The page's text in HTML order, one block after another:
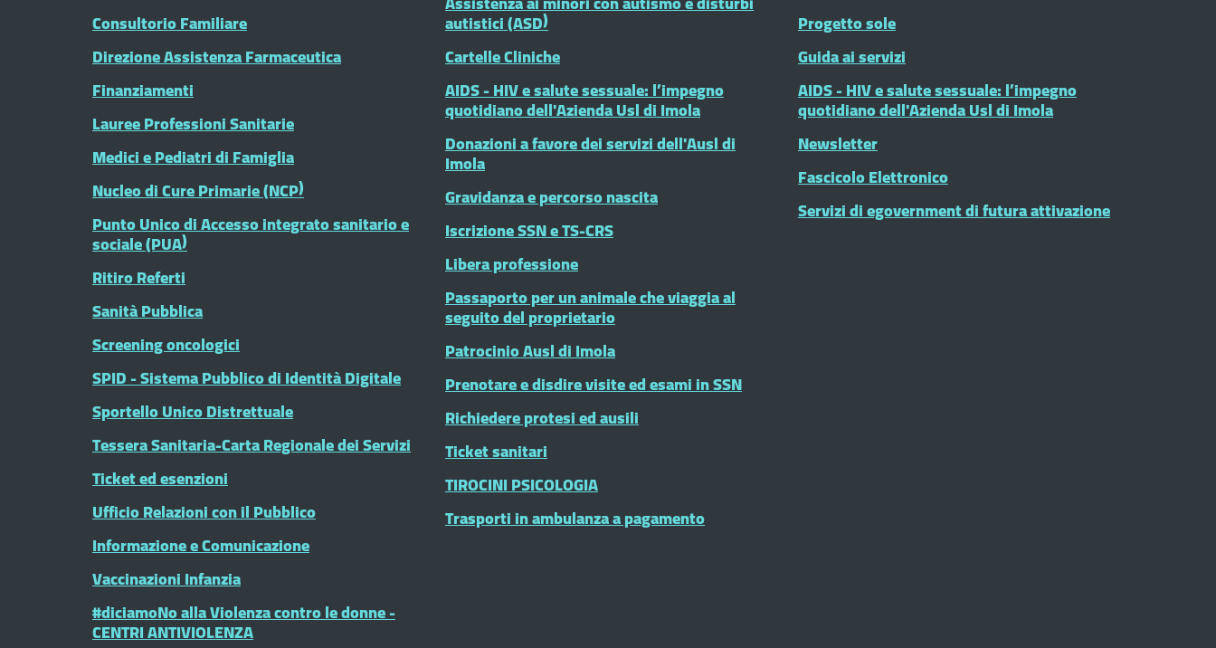
Consultorio Familiare
Direzione Assistenza Farmaceutica
Finanziamenti
Lauree Professioni Sanitarie
Medici e Pediatri di Famiglia
Nucleo di Cure Primarie (NCP)
Punto Unico di Accesso integrato sanitario e
sociale (PUA)
Ritiro Referti
Sanità Pubblica
Screening oncologici
SPID - Sistema Pubblico di Identità Digitale
Sportello Unico Distrettuale
Tessera Sanitaria-Carta Regionale dei Servizi
Ticket ed esenzioni
Ufficio Relazioni con il Pubblico
Informazione e Comunicazione
Vaccinazioni Infanzia
#diciamoNo alla Violenza contro le donne -
CENTRI ANTIVIOLENZA
autistici (ASD)
Cartelle Cliniche
AIDS - HIV e salute sessuale: l’impegno
quotidiano dell'Azienda Usl di Imola
Donazioni a favore dei servizi dell'Ausl di
Imola
Gravidanza e percorso nascita
Iscrizione SSN e TS-CRS
Libera professione
Passaporto per un animale che viaggia al
seguito del proprietario
Patrocinio Ausl di Imola
Prenotare e disdire visite ed esami in SSN
Richiedere protesi ed ausili
Ticket sanitari
TIROCINI PSICOLOGIA
Trasporti in ambulanza a pagamento
Progetto sole
Guida ai servizi
AIDS - HIV e salute sessuale: l’impegno
quotidiano dell'Azienda Usl di Imola
Newsletter
Fascicolo Elettronico
Servizi di egovernment di futura attivazione